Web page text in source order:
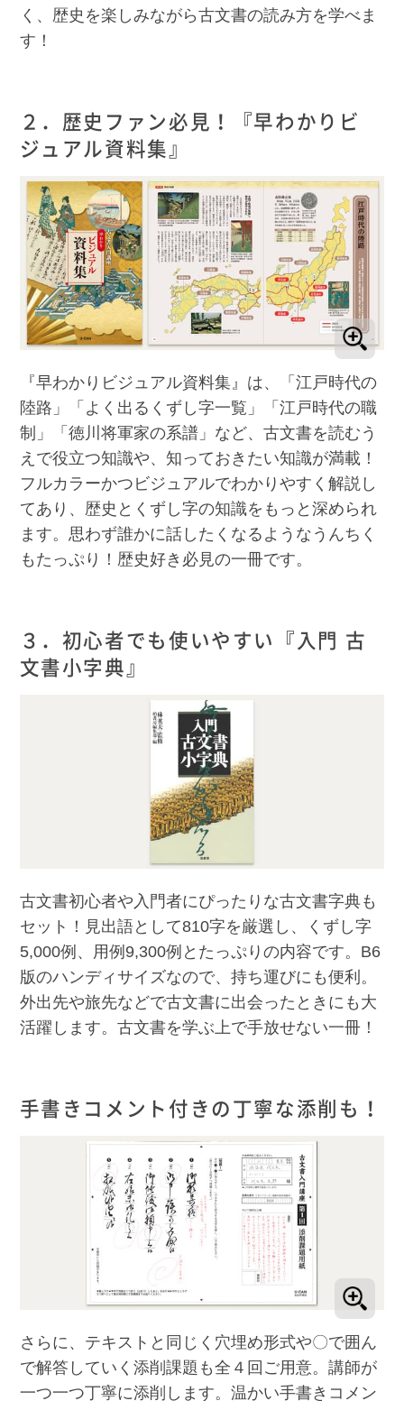
く、歴史を楽しみながら古文書の読み方を学べま
す！
２．歴史ファン必見！『早わかりビ
ジュアル資料集』
『早わかりビジュアル資料集』は、「江戸時代の
陸路」「よく出るくずし字一覧」「江戸時代の職
制」「徳川将軍家の系譜」など、古文書を読むう
えで役立つ知識や、知っておきたい知識が満載！
フルカラーかつビジュアルでわかりやすく解説し
てあり、歴史とくずし字の知識をもっと深められ
ます。思わず誰かに話したくなるようなうんちく
もたっぷり！歴史好き必見の一冊です。
３．初心者でも使いやすい『入門 古
文書小字典』
古文書初心者や入門者にぴったりな古文書字典も
セット！見出語として810字を厳選し、くずし字
5,000例、用例9,300例とたっぷりの内容です。B6
版のハンディサイズなので、持ち運びにも便利。
外出先や旅先などで古文書に出会ったときにも大
活躍します。古文書を学ぶ上で手放せない一冊！
手書きコメント付きの丁寧な添削も！
さらに、テキストと同じく穴埋め形式や〇で囲ん
で解答していく添削課題も全４回ご用意。講師が
一つ一つ丁寧に添削します。温かい手書きコメン